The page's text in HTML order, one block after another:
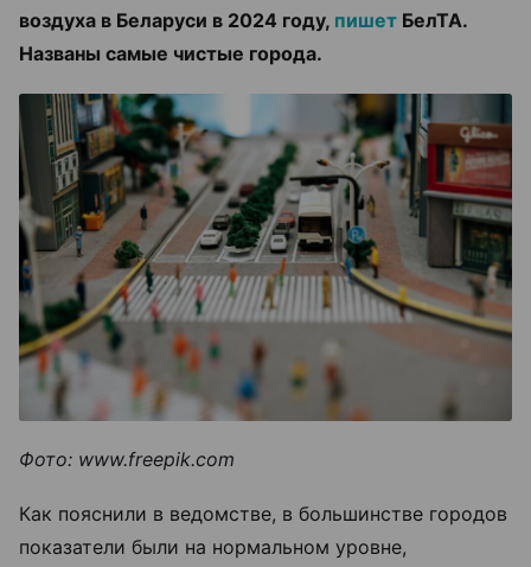
воздуха в Беларуси в 2024 году, пишет БелТА.
Названы самые чистые города.
Фото: www.freepik.com
Как пояснили в ведомстве, в большинстве городов
показатели были на нормальном уровне,